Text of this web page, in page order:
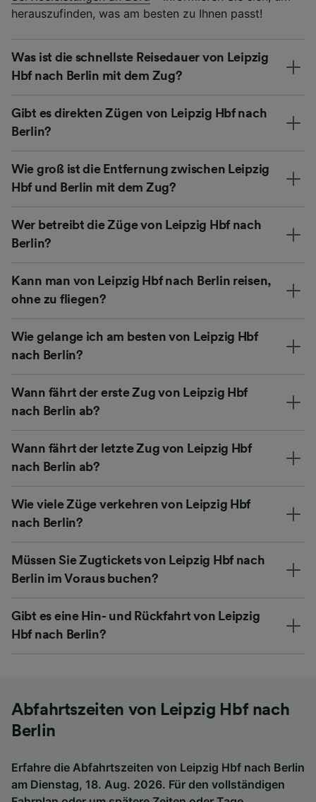
herauszufinden, was am besten zu Ihnen passt!
Was ist die schnellste Reisedauer von Leipzig
Hbf nach Berlin mit dem Zug?
Gibt es direkten Zügen von Leipzig Hbf nach
Berlin?
Wie groß ist die Entfernung zwischen Leipzig
Hbf und Berlin mit dem Zug?
Wer betreibt die Züge von Leipzig Hbf nach
Berlin?
Kann man von Leipzig Hbf nach Berlin reisen,
ohne zu fliegen?
Wie gelange ich am besten von Leipzig Hbf
nach Berlin?
Wann fährt der erste Zug von Leipzig Hbf
nach Berlin ab?
Wann fährt der letzte Zug von Leipzig Hbf
nach Berlin ab?
Wie viele Züge verkehren von Leipzig Hbf
nach Berlin?
Müssen Sie Zugtickets von Leipzig Hbf nach
Berlin im Voraus buchen?
Gibt es eine Hin- und Rückfahrt von Leipzig
Hbf nach Berlin?
Abfahrtszeiten von Leipzig Hbf nach
Berlin
Erfahre die Abfahrtszeiten von Leipzig Hbf nach Berlin
am Dienstag, 18. Aug. 2026. Für den vollständigen